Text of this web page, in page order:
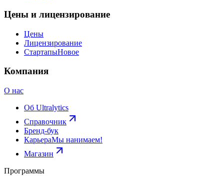
Цены и лицензирование
Цены
Лицензирование
СтартапыНовое
Компания
О нас
Об Ultralytics
Справочник
Бренд-бук
КарьераМы нанимаем!
Магазин
Программы